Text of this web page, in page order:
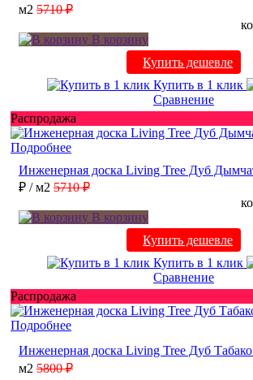
м2 5710 ₽
В корзину
Купить дешевле
Купить в 1 клик
Сравнение
Распродажа
Подробнее
Инженерная доска Living Tree Дуб
₽ / м2 5710 ₽
В корзину
Купить дешевле
Купить в 1 клик
Сравнение
Распродажа
Подробнее
Инженерная доска Living Tree Дуб
м2 5800 ₽